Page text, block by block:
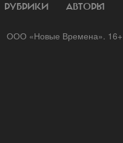
РУБРИКИ АВТОРЫ
ООО «Новые Времена». 16+